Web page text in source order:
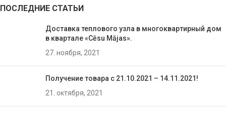
ПОСЛЕДНИЕ СТАТЬИ
Доставка теплового узла в многоквартирный дом
в квартале «Cēsu Mājas».
27. ноября, 2021
Получение товара с 21.10.2021 – 14.11.2021!
21. октября, 2021